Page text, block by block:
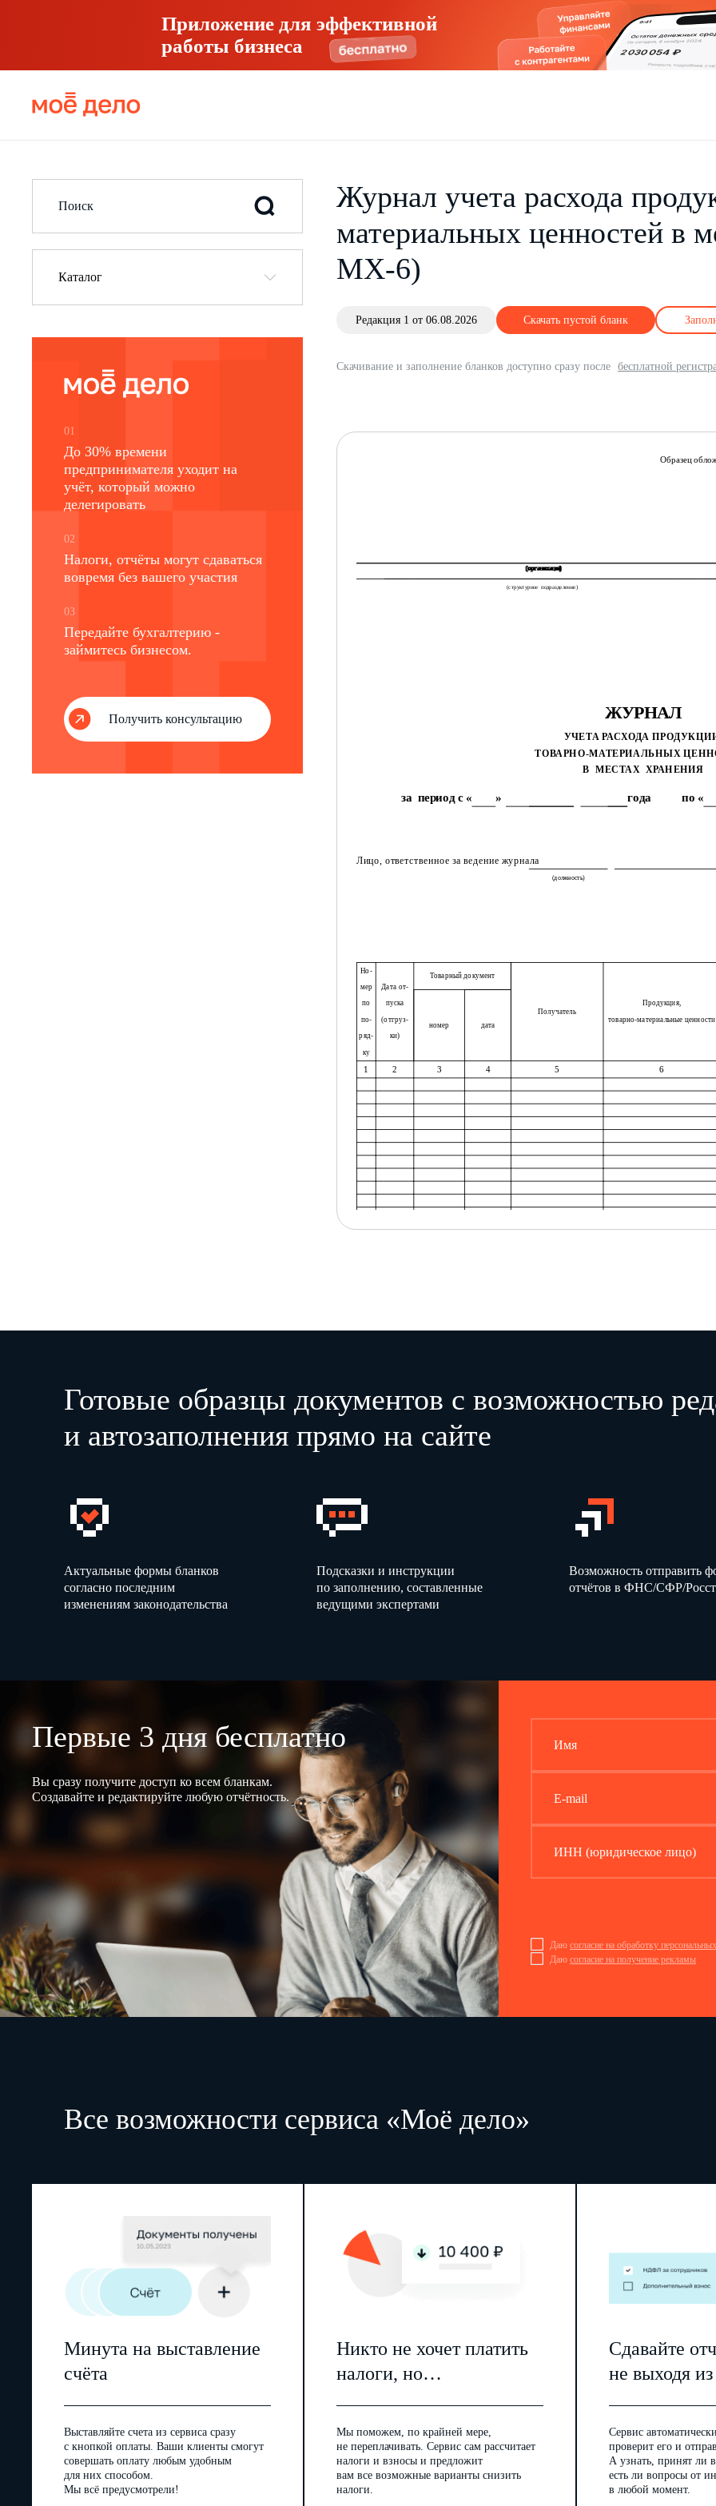
Приложение для эффективной
работы бизнеса
Каталог
01
До 30% времени
предпринимателя уходит на
учёт, который можно
делегировать
02
Налоги, отчёты могут сдаваться
вовремя без вашего участия
03
Передайте бухгалтерию -
займитесь бизнесом.
Получить консультацию
Журнал учета расхода
материальных ценностей в
МХ-6)
Редакция 1 от 06.08.2026 Скачать пустой бланк
Скачивание и заполнение бланков доступно сразу после бесплатной
Образец
(структурное подразделение)
ЖУРНАЛ
УЧЕТА РАСХОДА
ТОВАРНО-МАТЕРИАЛЬНЫХ
В МЕСТАХ ХРАНЕНИЯ
за период с « » года по «
Лицо, ответственное за ведение журнала
(должность)
Но-
мер
по
по-
ряд-
ку
Дата от-
пуска
(отгруз-
ки)
Товарный документ
Получатель
Продукция,
товарно-материальные ценности
номер дата
1 2 3 4 5 6
Готовые образцы документов с возможностью
и автозаполнения прямо на сайте
Актуальные формы бланков
согласно последним
изменениям законодательства
Подсказки и инструкции
по заполнению, составленные
ведущими экспертами
Возможность отправить
отчётов в ФНС/СФР/
Первые 3 дня бесплатно
Вы сразу получите доступ ко всем бланкам.
Создавайте и редактируйте любую отчётность.
Имя
E-mail
ИНН (юридическое лицо)
Даю согласие на обработку
Даю согласие на получение рекламы
Все возможности сервиса «Моё дело»
Минута на выставление
счёта
Выставляйте счета из сервиса сразу
с кнопкой оплаты. Ваши клиенты смогут
совершать оплату любым удобным
для них способом.
Мы всё предусмотрели!
Никто не хочет платить
налоги, но…
Мы поможем, по крайней мере,
не переплачивать. Сервис сам рассчитает
налоги и взносы и предложит
вам все возможные варианты снизить
налоги.
Сдавайте
не выходя
Сервис
проверит его и
А узнать, принят ли
есть ли вопросы от
в любой момент.